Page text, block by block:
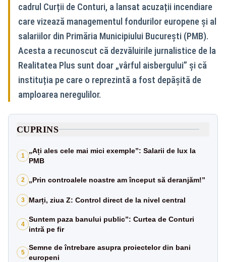
cadrul Curții de Conturi, a lansat acuzații incendiare
care vizează managementul fondurilor europene și al
salariilor din Primăria Municipiului București (PMB).
Acesta a recunoscut că dezvăluirile jurnalistice de la
Realitatea Plus sunt doar „vârful aisbergului” și că
instituția pe care o reprezintă a fost depășită de
amploarea neregulilor.
CUPRINS
1
„Ați ales cele mai mici exemple”: Salarii de lux la
PMB
2 „Prin controalele noastre am început să deranjăm!”
3 Marți, ziua Z: Control direct de la nivel central
4
Suntem paza banului public”: Curtea de Conturi
intră pe fir
5
Semne de întrebare asupra proiectelor din bani
europeni